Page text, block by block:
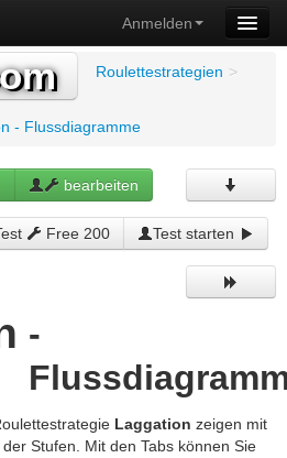
Anmelden
Roulettestrategien >
- Flussdiagramme
bearbeiten
Free 200 Test starten
-
Laggation zeigen mit
Stufen. Mit den Tabs können Sie